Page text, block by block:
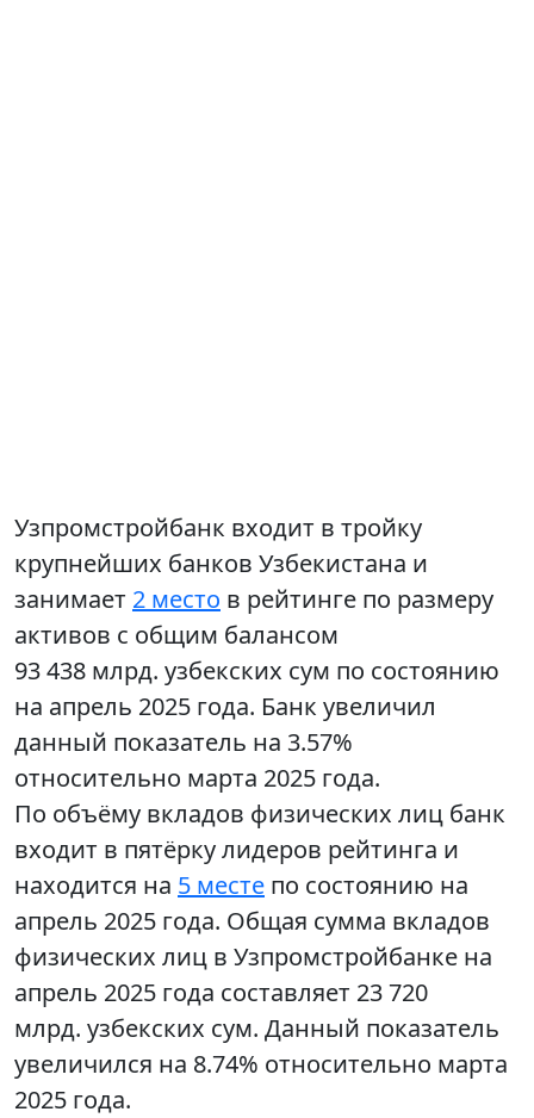
Узпромстройбанк входит в тройку
крупнейших банков Узбекистана и
занимает 2 место в рейтинге по размеру
активов с общим балансом
93 438 млрд. узбекских сум по состоянию
на апрель 2025 года. Банк увеличил
данный показатель на 3.57%
относительно марта 2025 года.
По объёму вкладов физических лиц банк
входит в пятёрку лидеров рейтинга и
находится на 5 месте по состоянию на
апрель 2025 года. Общая сумма вкладов
физических лиц в Узпромстройбанке на
апрель 2025 года составляет 23 720
млрд. узбекских сум. Данный показатель
увеличился на 8.74% относительно марта
2025 года.